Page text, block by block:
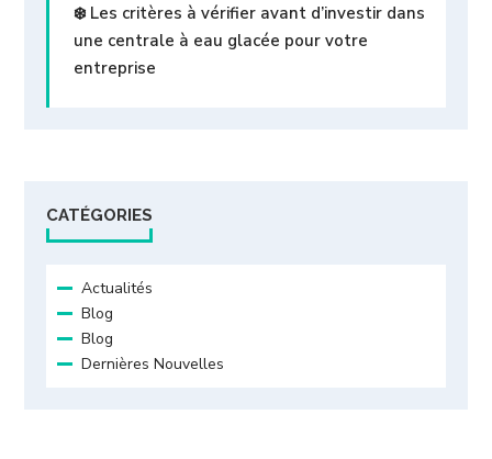
❄️ Les critères à vérifier avant d’investir dans
une centrale à eau glacée pour votre
entreprise
CATÉGORIES
Actualités
Blog
Blog
Dernières Nouvelles